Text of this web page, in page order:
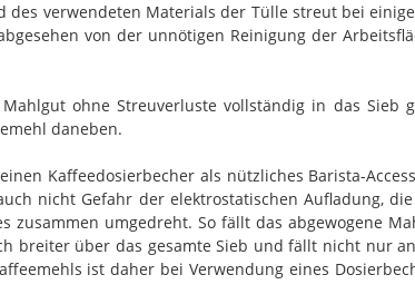
verwendeten Materials der Tülle streut bei
von der unnötigen Reinigung der
ohne Streuverluste vollständig in das
daneben.
Kaffeedosierbecher als nützliches Barista-
nicht Gefahr der elektrostatischen Aufladung,
umgedreht. So fällt das abgewogene
breiter über das gesamte Sieb und fällt nicht nur
ist daher bei Verwendung eines